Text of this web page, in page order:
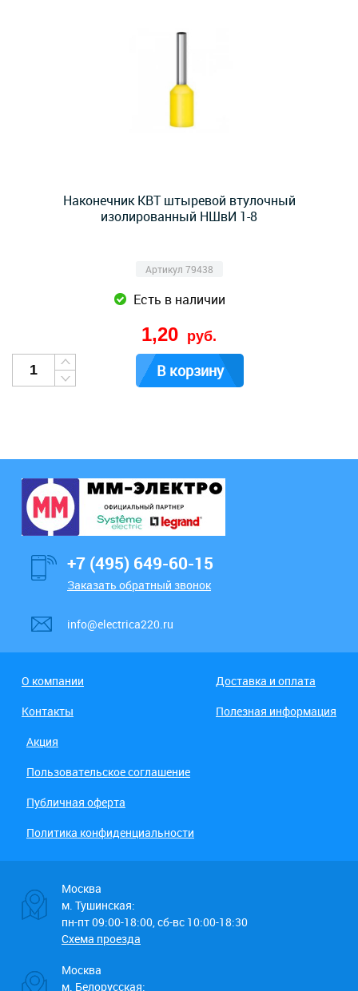
Наконечник КВТ штыревой втулочный
изолированный НШвИ 1-8
Артикул 79438
Есть в наличии
1,20 руб.
В корзину
+7 (495) 649-60-15
Заказать обратный звонок
info@electrica220.ru
О компании
Доставка и оплата
Контакты
Полезная информация
Акция
Пользовательское соглашение
Публичная оферта
Политика конфиденциальности
Москва
м. Тушинская:
пн-пт 09:00-18:00, сб-вс 10:00-18:30
Схема проезда
Москва
м. Белорусская: